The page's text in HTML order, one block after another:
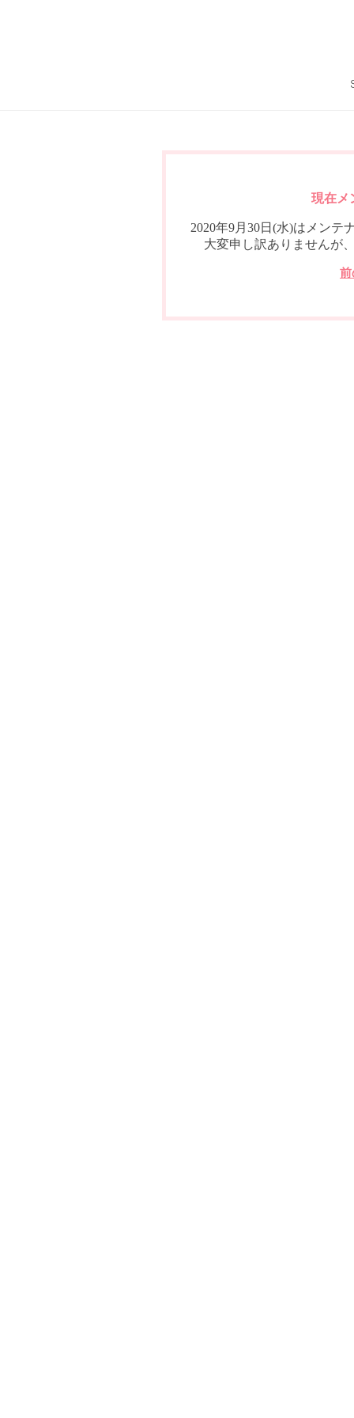
現在メ
2020年9月30日(水)はメンテ
大変申し訳ありませんが
前